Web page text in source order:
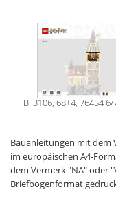
BI 3106, 68+4, 76454 6/
Bauanleitungen mit dem
im europäischen A4-
dem Vermerk "NA" oder
Briefbogenformat